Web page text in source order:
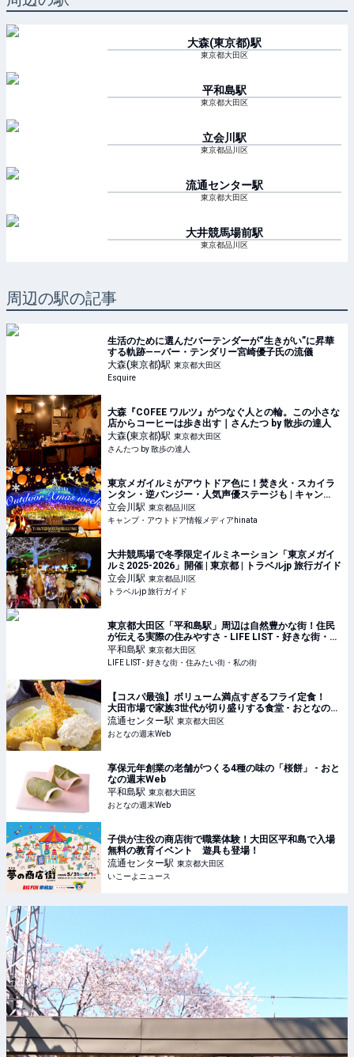
大森(東京都)駅
東京都大田区
平和島駅
東京都大田区
立会川 駅
東京都品川区
流通センター駅
東京都大田区
大井競馬場前駅
東京都品川区
周辺の駅の記事
生活のために選んだバーテンダーが“生きがい”に昇華
する軌跡——バー・テンダリー宮崎優子氏の流儀
大森(東京都)駅 東京都大田区
Esquire
大森『COFEE ワルツ』がつなぐ人との輪。この小さな
店からコーヒーは歩き出す｜さんたつ by 散歩の達人
大森(東京都)駅 東京都大田区
さんたつ by 散歩の達人
東京メガイルミがアウトドア色に！焚き火・スカイラ
ンタン・逆バンジー・人気声優ステージも | キャン
プ・アウトドア情報メディアhinata
立会川駅 東京都品川区
キャンプ・アウトドア情報メディアhinata
大井競馬場で冬季限定イルミネーション「東京メガイ
ルミ2025-2026」開催 | 東京都 | トラベルjp 旅行ガイド
立会川駅 東京都品川区
トラベルjp 旅行ガイド
東京都大田区「平和島駅」周辺は自然豊かな街！住民
が伝える実際の住みやすさ - LIFE LIST - 好きな街・住
みたい街・私の街
平和島駅 東京都大田区
LIFE LIST - 好きな街・住みたい街・私の街
【コスパ最強】ボリューム満点すぎるフライ定食！
大田市場で家族3世代が切り盛りする食堂 - おとなの週
末Web
流通センター駅 東京都大田区
おとなの週末Web
享保元年創業の老舗がつくる4種の味の「桜餅」 - おと
なの週末Web
平和島駅 東京都大田区
おとなの週末Web
子供が主役の商店街で職業体験！大田区平和島で入場
無料の教育イベント 遊具も登場！
流通センター駅 東京都大田区
いこーよニュース